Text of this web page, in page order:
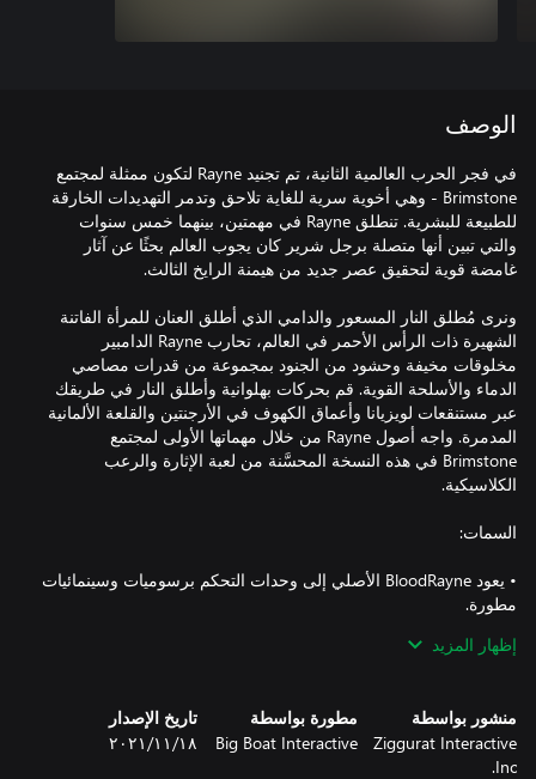
الوصف
في فجر الحرب العالمية الثانية، تم تجنيد Rayne لتكون ممثلة لمجتمع
Brimstone - وهي أخوية سرية للغاية تلاحق وتدمر التهديدات الخارقة
للطبيعة للبشرية. تنطلق Rayne في مهمتين، بينهما خمس سنوات
والتي تبين أنها متصلة برجل شرير كان يجوب العالم بحثًا عن آثار
ونرى مُطلق النار المسعور والدامي الذي أطلق العنان للمرأة الفاتنة
الشهيرة ذات الرأس الأحمر في العالم، تحارب Rayne الدامبير
مخلوقات مخيفة وحشود من الجنود بمجموعة من قدرات مصاصي
الدماء والأسلحة القوية. قم بحركات بهلوانية وأطلق النار في طريقك
عبر مستنقعات لويزيانا وأعماق الكهوف في الأرجنتين والقلعة الألمانية
المدمرة. واجه أصول Rayne من خلال مهماتها الأولى لمجتمع
Brimstone في هذه النسخة المحسَّنة من لعبة الإثارة والرعب
• يعود BloodRayne الأصلي إلى وحدات التحكم برسوميات وسينمائيات
إظهار المزيد
منشور بواسطة
Ziggurat Interactive
Inc.
مطورة بواسطة
Big Boat Interactive
تاريخ الإصدار
١٨‏/١١‏/٢٠٢١